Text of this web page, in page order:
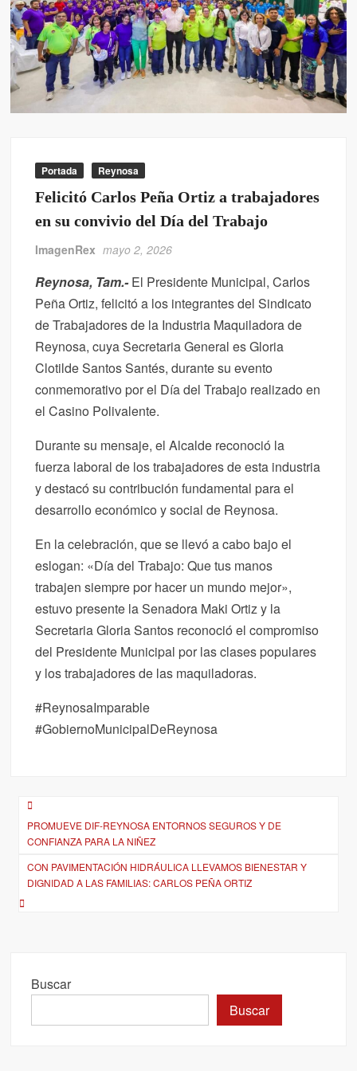
Recibieron familias de La Cañada a Carlos Peña Ortiz y el programa
Subsidio del Agua
Vigila Dirección de Medio Ambiente permanencia de vehículos
abandonados en vía pública
Portada Reynosa
Felicitó Carlos Peña Ortiz a trabajadores
en su convivio del Día del Trabajo
ImagenRex mayo 2, 2026
Reynosa, Tam.-El Presidente Municipal, Carlos
Peña Ortiz, felicitó a los integrantes del Sindicato
de Trabajadores de la Industria Maquiladora de
Reynosa, cuya Secretaria General es Gloria
Clotilde Santos Santés, durante su evento
conmemorativo por el Día del Trabajo realizado en
el Casino Polivalente.
Durante su mensaje, el Alcalde reconoció la
fuerza laboral de los trabajadores de esta industria
y destacó su contribución fundamental para el
desarrollo económico y social de Reynosa.
En la celebración, que se llevó a cabo bajo el
eslogan: «Día del Trabajo: Que tus manos
trabajen siempre por hacer un mundo mejor»,
estuvo presente la Senadora Maki Ortiz y la
Secretaria Gloria Santos reconoció el compromiso
del Presidente Municipal por las clases populares
y los trabajadores de las maquiladoras.
#ReynosaImparable
#GobiernoMunicipalDeReynosa
Navegación
de
entradas
PROMUEVE DIF-REYNOSA ENTORNOS SEGUROS Y DE
CONFIANZA PARA LA NIÑEZ
CON PAVIMENTACIÓN HIDRÁULICA LLEVAMOS BIENESTAR Y
DIGNIDAD A LAS FAMILIAS: CARLOS PEÑA ORTIZ
Buscar
Buscar